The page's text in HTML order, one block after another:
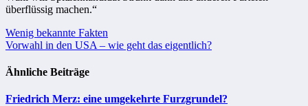
überflüssig machen.“
Beitragsnavigation
Wenig bekannte Fakten
Vorwahl in den USA – wie geht das eigentlich?
Ähnliche Beiträge
Friedrich Merz: eine umgekehrte Furzgrundel?